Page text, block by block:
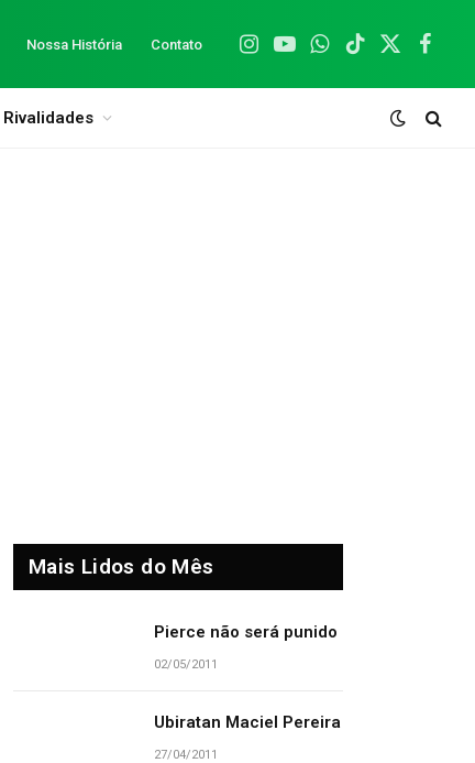
Nossa História Contato
Instagram
YouTubeWhatsApp
TikTok
X
Rivalidades
Mais Lidos do Mês
Pierce não será punido
02/05/2011
Ubiratan Maciel Pereira
27/04/2011